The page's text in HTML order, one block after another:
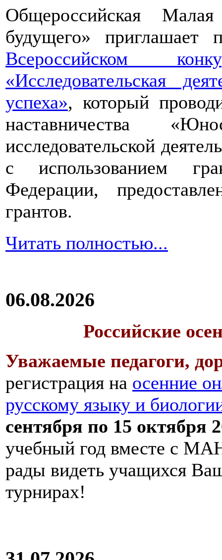
Общероссийская
будущего» приглашает
Всероссийском
«Исследовательская
успеха», который
наставничества
исследовательской
с использованием
Федерации,
грантов.
Читать полностью...
06.08.2026
Российские
Уважаемые педагоги,
регистрация на осенние
русскому языку и
сентября по 15 октября
учебный год вместе с
рады видеть учащихся
турнирах!